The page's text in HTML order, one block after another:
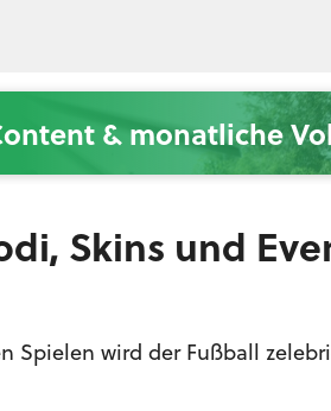
& monatliche
Skins und
Spielen wird der Fußball